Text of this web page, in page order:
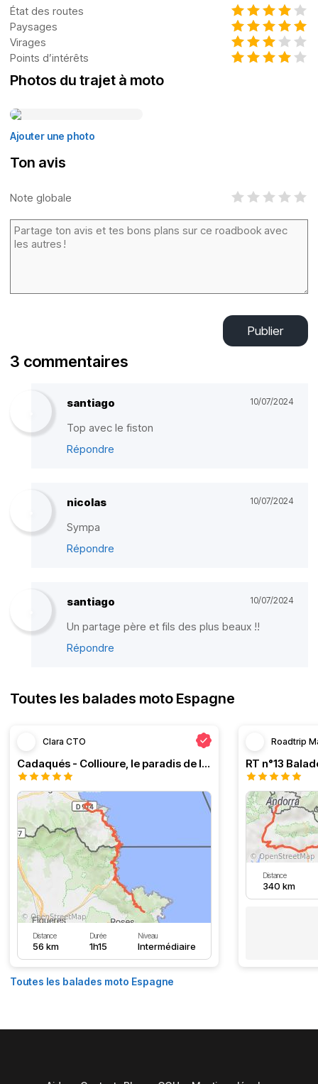
État des routes
Paysages
Virages
Points d’intérêts
Photos du trajet à moto
Ajouter une photo
Ton avis
Note globale
Publier
3 commentaires
santiago 10/07/2024
Top avec le fiston
Répondre
nicolas 10/07/2024
Sympa
Répondre
santiago 10/07/2024
Un partage père et fils des plus beaux !!
Répondre
Toutes les balades moto Espagne
Clara CTO
Cadaqués - Collioure, le paradis de la moto
Distance
56 km
Durée
1h15
Niveau
Intermédiaire
Roadtrip
Distance
340 km
Toutes les balades moto Espagne